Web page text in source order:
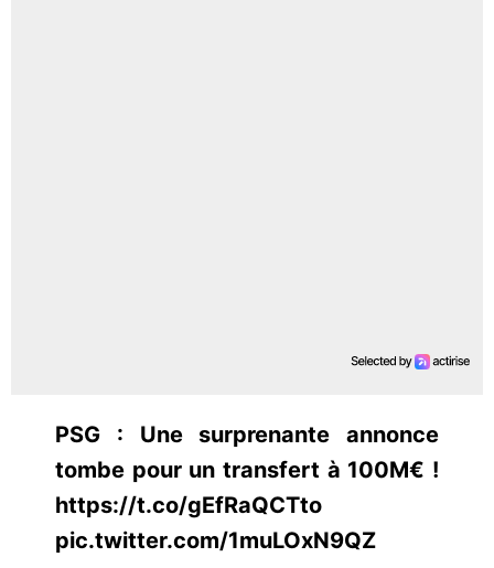
PSG : Une surprenante annonce
tombe pour un transfert à 100M€ !
https://t.co/gEfRaQCTto
pic.twitter.com/1muLOxN9QZ